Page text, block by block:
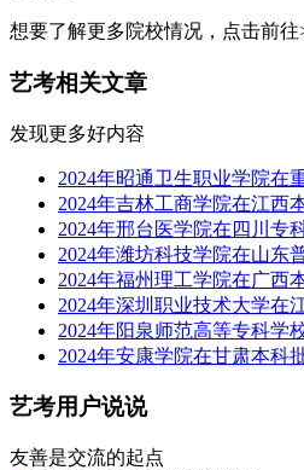
想要了解更多院校情况，点击前往
艺考相关文章
发现更多好内容
2024年昭通卫生职业学院在
2024年吉林工商学院在江西
2024年邢台医学院在四川专
2024年潍坊科技学院在山东
2024年福州理工学院在广西
2024年深圳职业技术大学在
2024年阳泉师范高等专科学
2024年安康学院在甘肃本科
艺考用户说说
友善是交流的起点